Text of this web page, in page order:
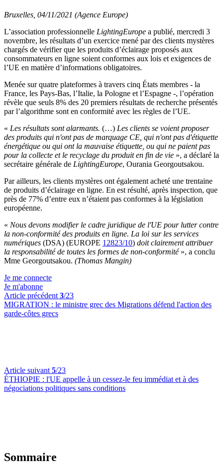
Bruxelles, 04/11/2021 (Agence Europe)
L’association professionnelle LightingEurope a publié, mercredi 3
novembre, les résultats d’un exercice mené par des clients mystères
chargés de vérifier que les produits d’éclairage proposés aux
consommateurs en ligne soient conformes aux lois et exigences de
l’UE en matière d’informations obligatoires.
Menée sur quatre plateformes à travers cinq États membres - la
France, les Pays-Bas, l’Italie, la Pologne et l’Espagne -, l’opération
révèle que seuls 8% des 20 premiers résultats de recherche présentés
par l’algorithme sont en conformité avec les règles de l’UE.
« Les résultats sont alarmants. (…) Les clients se voient proposer
des produits qui n'ont pas de marquage CE, qui n'ont pas d'étiquette
énergétique ou qui ont la mauvaise étiquette, ou qui ne paient pas
pour la collecte et le recyclage du produit en fin de vie », a déclaré la
secrétaire générale de LightingEurope, Ourania Georgoutsakou.
Par ailleurs, les clients mystères ont également acheté une trentaine
de produits d’éclairage en ligne. En est résulté, après inspection, que
près de 77% d’entre eux n’étaient pas conformes à la législation
européenne.
« Nous devons modifier le cadre juridique de l'UE pour lutter contre
la non-conformité des produits en ligne. La loi sur les services
numériques (DSA) (EUROPE 12823/10) doit clairement attribuer
la responsabilité de toutes les formes de non-conformité », a conclu
Mme Georgoutsakou. (Thomas Mangin)
Je me connecte
Je m'abonne
Article précédent 3/23
MIGRATION : le ministre grec des Migrations défend l'action des
garde-côtes grecs
Article suivant 5/23
ÉTHIOPIE : l'UE appelle à un cessez-le feu immédiat et à des
négociations politiques sans conditions
Sommaire